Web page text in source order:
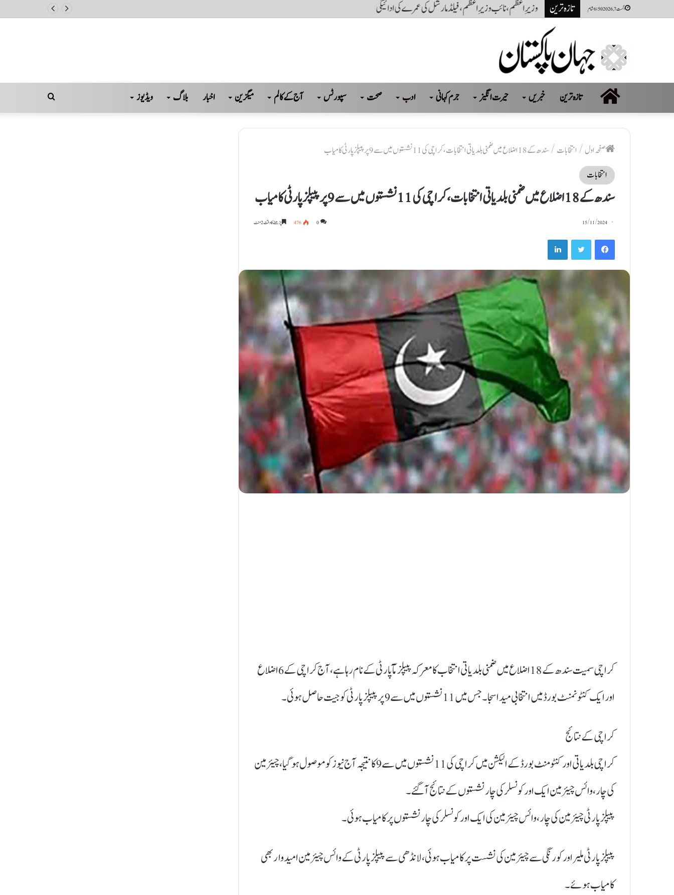
اگست 7, 2026 6:50 شام تازہ ترین ایران جنگ جلد ختم اور آبنائے ہرمز کھل جائے گی: ٹرمپ کا دعویٰ
صفحہ
اول
تازہ ترین خبریں حیرت انگیز جرم کہانی ادب صحت سپورٹس آج کے کالم میگزین اخبار بلاگ ویڈیوز Search
صفحہ اول / انتخابات /سندھ کے 18 اضلاع میں ضمنی بلدیاتی انتخابات، کراچی کی 11 نشستوں میں سے 9 پر پیپلز پارٹی کامیاب
انتخابات
سندھ کے 18 اضلاع میں ضمنی بلدیاتی انتخابات، کراچی کی 11 نشستوں میں سے 9 پر پیپلز پارٹی کامیاب
15/11/2024
0
476 پڑھنے کا وقت 2 منٹ
Facebook
Twitter
LinkedIn
کراچی سمیت سندھ کے 18 اضلاع میں ضمنی بلدیاتی انتخاب کا معرکہ پیپلز مآٓپارٹی کے نام رہا ہے، آج کراچی کے 6 اضلاع
اور ایک کنٹونمنٹ بورڈ میں انتخابی میدا سجا۔ جس میں 11 نشستوں میں سے 9 پر پیپلز پارٹی کو جیت حاصل ہوئی۔
کراچی کے نتائج
کراچی بلدیاتی اور کنٹومنٹ بورڈ کے الیکشن میں کراچی کی 11 نشستوں میں سے 9 کا نتیجہ آج نیوز کو موصول ہوگیا، چیئرمین
کی چار، وائس چیئرمین ایک اور کونسلر کی چار نشستوں کے نتائج آگئے۔
پیپلزپارٹی چیئرمین کی چار، وائس چیئرمین کی ایک اور کونسلر کی چار نشستوں پر کامیاب ہوئی۔
پیپلز پارٹی ملیر اور کورنگی سے چیئرمین کی نشست پر کامیاب ہوئی، لانڈھی سے پیپلز پارٹی کے وائس چیئرمین امیدوار بھی
کامیاب ہوئے۔